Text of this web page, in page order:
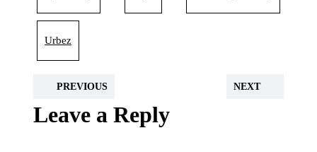
Urbez
PREVIOUS NEXT
Leave a Reply